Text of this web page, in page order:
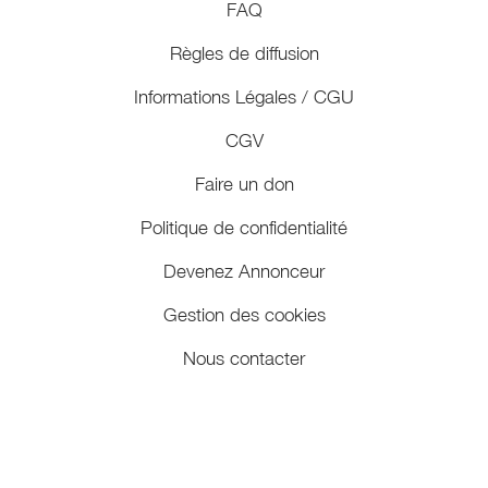
FAQ
Règles de diffusion
Informations Légales / CGU
CGV
Faire un don
Politique de confidentialité
Devenez Annonceur
Gestion des cookies
Nous contacter